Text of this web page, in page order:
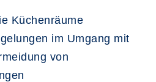
Küchenräume
im Umgang mit
von